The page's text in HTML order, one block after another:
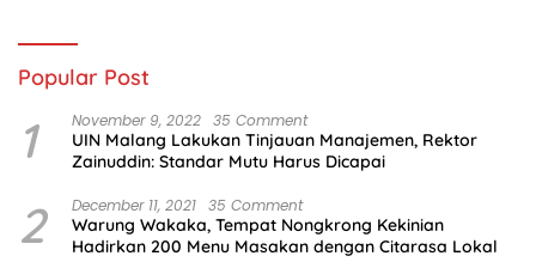
Popular Post
1 November 9, 2022 35 Comment
UIN Malang Lakukan Tinjauan Manajemen, Rektor
Zainuddin: Standar Mutu Harus Dicapai
2 December 11, 2021 35 Comment
Warung Wakaka, Tempat Nongkrong Kekinian
Hadirkan 200 Menu Masakan dengan Citarasa Lokal